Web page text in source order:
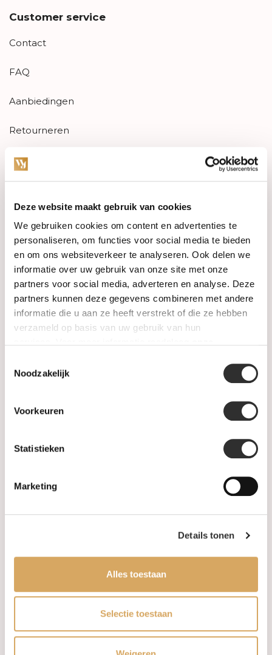
Deze website maakt gebruik van cookies
We gebruiken cookies om content en advertenties te
personaliseren, om functies voor social media te bieden
en om ons websiteverkeer te analyseren. Ook delen we
informatie over uw gebruik van onze site met onze
partners voor social media, adverteren en analyse. Deze
partners kunnen deze gegevens combineren met andere
informatie die u aan ze heeft verstrekt of die ze hebben
verzameld op basis van uw gebruik van hun
Noodzakelijk
Voorkeuren
Statistieken
Marketing
Details tonen
Alles toestaan
Selectie toestaan
Customer service
Contact
FAQ
Aanbiedingen
Retourneren
Garantie & klachten
Categories
Watches
Jewellery
PRE-OWNED
SALE
Algemene voorwaarden
Levertijd & verzendkosten